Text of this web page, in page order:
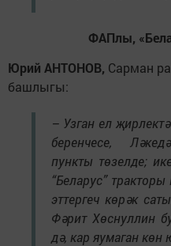
ФАПлы,
Юрий АНТОНОВ, Сарман
башлыгы:
– Узган ел
беренчесе,
пункты төзелде;
“Беларус”
эттергеч көрәк
Фәрит Хөснуллин
дә, кар яумаган көн